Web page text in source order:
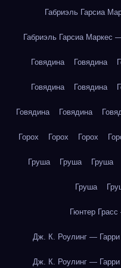
Габриэль Гарсиа
Габриэль Гарсиа Маркес
Говядина Говядина
Говядина Говядина
Говядина Говядина
Горох Горох Горох
Груша Груша Груша
Груша
Гюнтер
Дж. К. Роулинг —
Дж. К. Роулинг —